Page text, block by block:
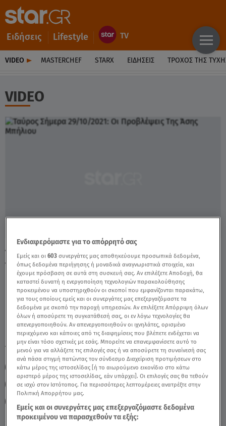
Ειδήσεις Lifestyle
VIDEO MASTERCHEF STARX ΕΙΔΉΣΕΙΣ ΤΡΟΧΌΣ ΤΗΣ
VIDEO
Ταύρος Σήμερα 29/10/2021: Οι Προβλέψεις
Της Άσης Μπήλιου - Video
TAGS: ΤΑΥΡΟΣ ΖΩΔΙΑ ΖΩΔΙΑ ΣΗΜΕΡΑ
ΑΣΤΡΟΛΟΓΙΚΕΣ ΠΡΟΒΛΕΨΕΙΣ
ΑΣΗ ΜΠΗΛΙΟΥ
ΖΩΔΙΑ ΑΣΗ ΜΠΗΛΙΟΥ
ΗΜΕΡΗΣΙΕΣ ΠΡΟΒΛΕΨΕΙΣ
BREAKFAST@STAR
Ενδιαφερόμαστε για το απόρρητό σας
Εμείς και οι603 συνεργάτες μας αποθηκεύουμε προσωπικά δεδομένα,
όπως δεδομένα περιήγησης ή μοναδικά αναγνωριστικά στοιχεία, και
έχουμε πρόσβαση σε αυτά στη συσκευή σας. Αν επιλέξετε Αποδοχή, θα
καταστεί δυνατή η ενεργοποίηση τεχνολογιών παρακολούθησης
προκειμένου να υποστηριχθούν οι σκοποί που εμφανίζονται παρακάτω,
για τους οποίους εμείς και οι συνεργάτες μας επεξεργαζόμαστε τα
δεδομένα με σκοπό την παροχή υπηρεσιών. Αν επιλέξετε Απόρριψη όλων
όλων ή αποσύρετε τη συγκατάθεσή σας, οι εν λόγω τεχνολογίες θα
απενεργοποιηθούν. Αν απενεργοποιηθούν οι ιχνηλάτες, ορισμένο
περιεχόμενο και κάποιες από τις διαφημίσεις που βλέπετε ενδέχεται να
μην είναι τόσο σχετικές με εσάς. Μπορείτε να επανεμφανίσετε αυτό το
μενού για να αλλάξετε τις επιλογές σας ή να αποσύρετε τη συναίνεσή σας
ανά πάσα στιγμή πατώντας τον σύνδεσμο Διαχείριση προτιμήσεων στο
κάτω μέρος της ιστοσελίδας [ή το αιωρούμενο εικονίδιο στο κάτω
αριστερό μέρος της ιστοσελίδας, εάν υπάρχει]. Οι επιλογές σας θα τεθούν
σε ισχύ στον Ιστότοπος. Για περισσότερες λεπτομέρειες ανατρέξτε στην
Πολιτική Απορρήτου μας.
Εμείς και οι συνεργάτες μας επεξεργαζόμαστε δεδομένα
προκειμένου να παρασχεθούν τα εξής: